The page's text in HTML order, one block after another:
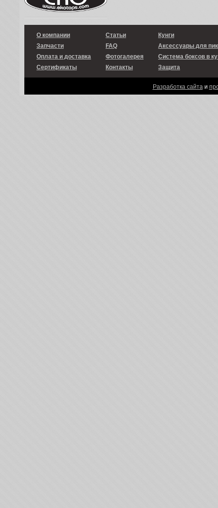
О компании
Запчасти
Оплата и доставка
Сертификаты
Статьи
FAQ
Фотогалерея
Контакты
Кунги
Аксессуары для
Система боксов в
Защита
Разработка сайтаи